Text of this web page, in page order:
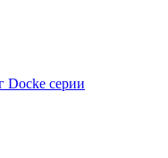
Docke серии